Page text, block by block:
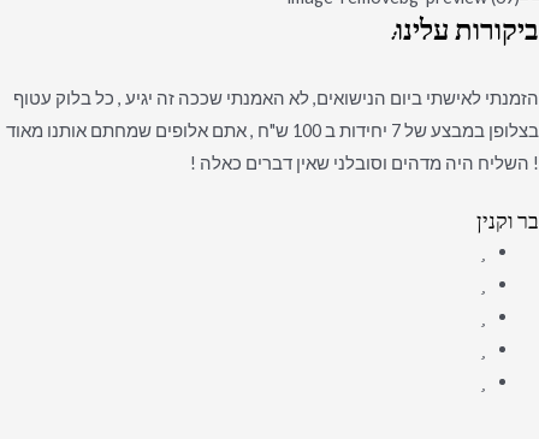
ביקורותעלינו:
הזמנתי לאישתי ביום הנישואים, לא האמנתי שככה זה יגיע , כל בלוק עטוף
בצלופן במבצע של 7 יחידות ב 100 ש"ח , אתם אלופים שמחתם אותנו מאוד
! השליח היה מדהים וסובלני שאין דברים כאלה !
בר וקנין